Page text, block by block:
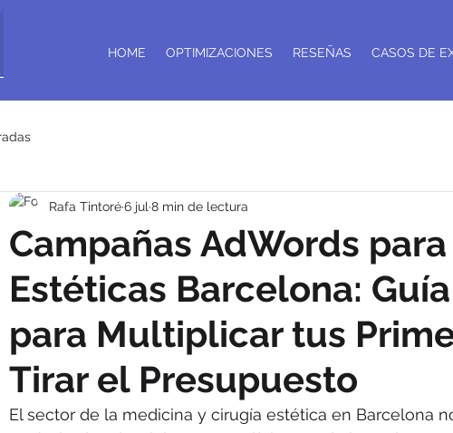
HOME OPTIMIZACIONES RESEÑAS CASOS DE
Campañas AdWords
Estéticas Barcelona:
para Multiplicar tus
Tirar el Presupuesto
Rafa Tintoré6 jul 8 min de lectura
El sector de la medicina y cirugía estética en Barcelona